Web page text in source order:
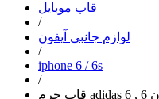
قاب موبایل
/
لوازم جانبی آیفون
/
iphone 6 / 6s
/